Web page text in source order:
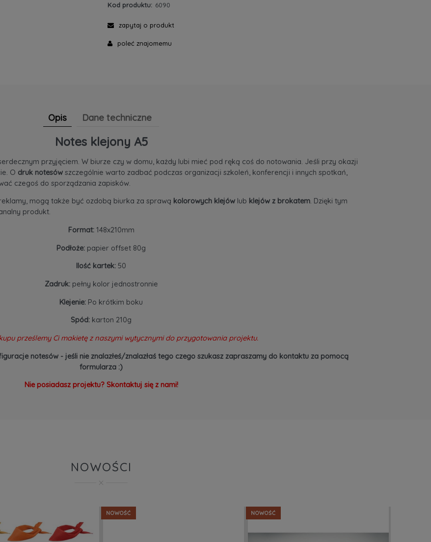
Kod produktu: 6090
zapytaj o produkt
poleć znajomemu
Opis Dane techniczne
Notes klejony A5
przyjęciem. W biurze czy w domu, każdy lubi mieć pod ręką coś do notowania. Jeśli przy okazji
O druk notesów szczególnie warto zadbać podczas organizacji szkoleń, konferencji i innych spotkań,
czegoś do sporządzania zapisków.
mogą także być ozdobą biurka za sprawą kolorowych klejów lub klejów z brokatem. Dzięki tym
produkt.
Format: 148x210mm
Podłoże: papier offset 80g
Ilość kartek: 50
Zadruk:pełny kolor jednostronnie
Klejenie: Po krótkim boku
Spód: karton 210g
prześlemy Ci makietę z naszymi wytycznymi do przygotowania projektu.
notesów - jeśli nie znalazłeś/znalazłaś tego czego szukasz zapraszamy do kontaktu za pomocą
formularza :)
Nie posiadasz projektu? Skontaktuj się z nami!
NOWOŚCI
NOWOŚĆ NOWOŚĆ